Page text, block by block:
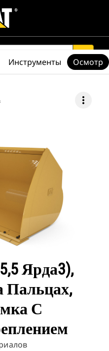
search
more_vert
Ярда3),
Пальцах,
С
Инструменты Осмотр